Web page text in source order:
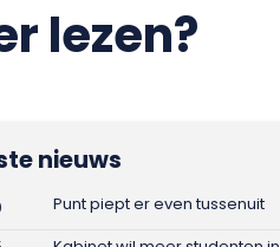
lezen?
nieuws
Punt piept er even tussenuit